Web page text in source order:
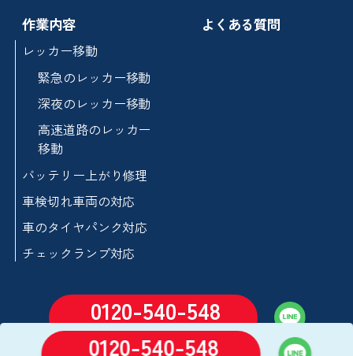
0120-540-548
作業内容
レッカー移動
緊急のレッカー移動
深夜のレッカー移動
高速道路のレッカー
移動
バッテリー上がり修理
車検切れ車両の対応
車のタイヤパンク対応
チェックランプ対応
よくある質問
0120-540-548
通話無料 24時間営業(年中無休)